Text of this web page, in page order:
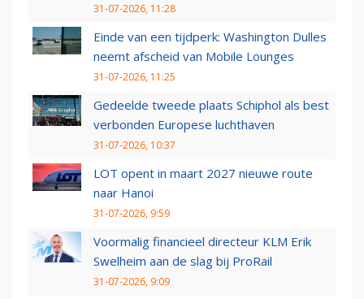
31-07-2026, 11:28
Einde van een tijdperk: Washington Dulles
neemt afscheid van Mobile Lounges
31-07-2026, 11:25
Gedeelde tweede plaats Schiphol als best
verbonden Europese luchthaven
31-07-2026, 10:37
LOT opent in maart 2027 nieuwe route
naar Hanoi
31-07-2026, 9:59
Voormalig financieel directeur KLM Erik
Swelheim aan de slag bij ProRail
31-07-2026, 9:09